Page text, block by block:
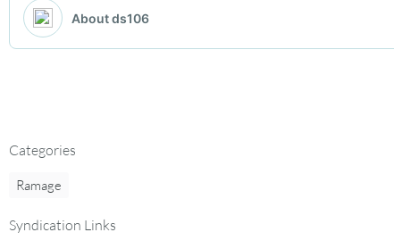
Categories
Ramage
Syndication Links